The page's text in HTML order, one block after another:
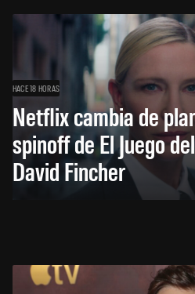
HACE 18 HORAS
Netflix cambia de
spinoff de El Juego
David Fincher